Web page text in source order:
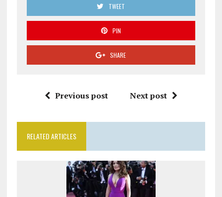
TWEET
PIN
SHARE
Previous post Next post
RELATED ARTICLES